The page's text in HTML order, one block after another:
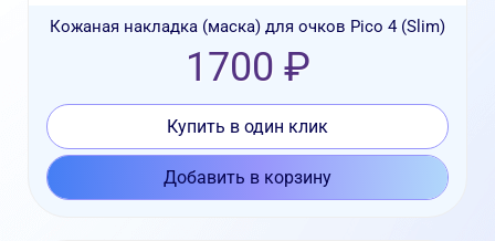
Кожаная накладка (маска) для очков Pico 4 (Slim)
1700 ₽
Купить в один клик
Добавить в корзину